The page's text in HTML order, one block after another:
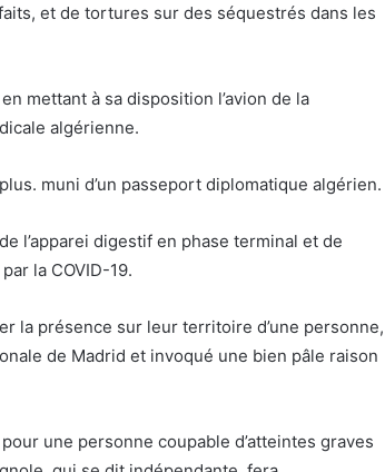
et de tortures sur des séquestrés dans les
mettant à sa disposition l’avion de la
algérienne.
muni d’un passeport diplomatique algérien.
l’apparei digestif en phase terminal et de
la COVID-19.
la présence sur leur territoire d’une personne,
de Madrid et invoqué une bien pâle raison
une personne coupable d’atteintes graves